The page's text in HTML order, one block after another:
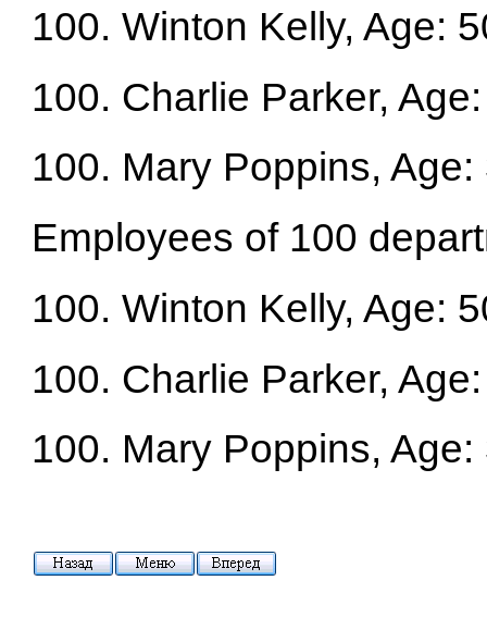
100. Winton Kelly, Age:
100. Charlie Parker,
100. Mary Poppins, Age:
Employees of 100
100. Winton Kelly, Age:
100. Charlie Parker,
100. Mary Poppins, Age: